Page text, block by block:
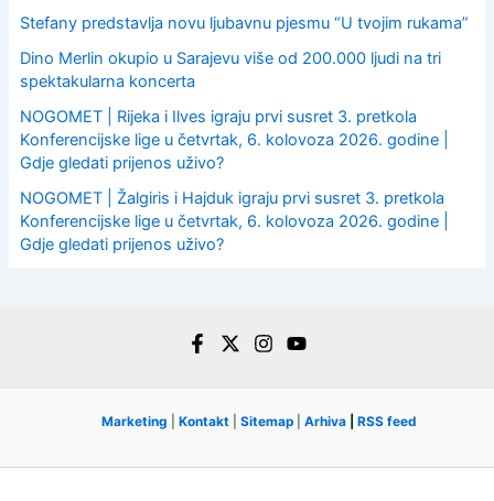
Stefany predstavlja novu ljubavnu pjesmu “U tvojim rukama”
Dino Merlin okupio u Sarajevu više od 200.000 ljudi na tri
spektakularna koncerta
NOGOMET | Rijeka i Ilves igraju prvi susret 3. pretkola
Konferencijske lige u četvrtak, 6. kolovoza 2026. godine |
Gdje gledati prijenos uživo?
NOGOMET | Žalgiris i Hajduk igraju prvi susret 3. pretkola
Konferencijske lige u četvrtak, 6. kolovoza 2026. godine |
Gdje gledati prijenos uživo?
Marketing Kontakt Sitemap Arhiva RSS feed